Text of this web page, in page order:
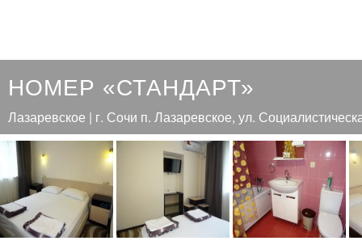
НОМЕР «СТАНДАРТ»
Лазаревское | г. Сочи п. Лазаревское, ул.